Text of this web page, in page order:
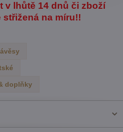
v lhůtě 14 dnů či zboží
střižená na míru!!
doplňky